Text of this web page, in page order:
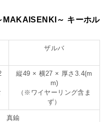
MAKAISENKI～ キーホル
ザルバ
縦49 × 横27 × 厚さ3.4(m
m)
（※ワイヤーリング含ま
ず）
真鍮